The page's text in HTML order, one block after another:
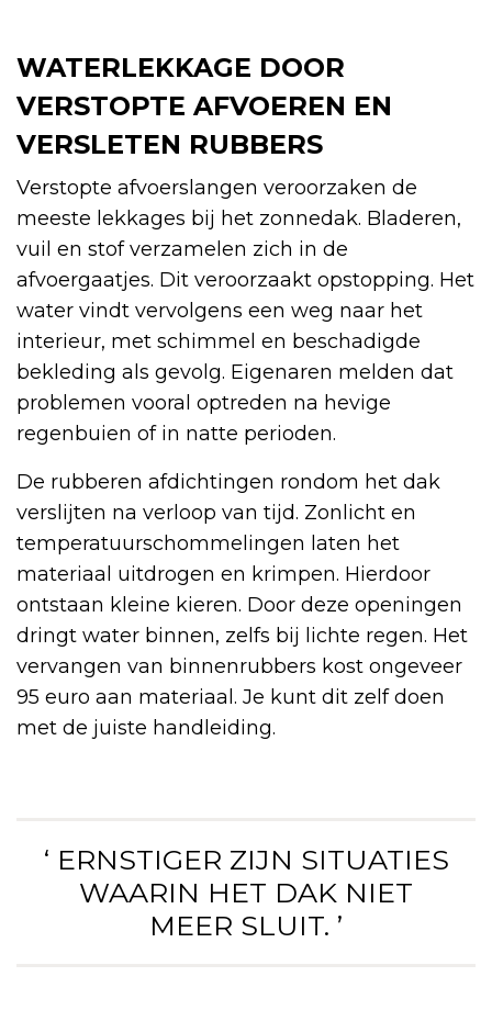
WATERLEKKAGE DOOR
VERSTOPTE AFVOEREN EN
VERSLETEN RUBBERS
Verstopte afvoerslangen veroorzaken de
meeste lekkages bij het zonnedak. Bladeren,
vuil en stof verzamelen zich in de
afvoergaatjes. Dit veroorzaakt opstopping. Het
water vindt vervolgens een weg naar het
interieur, met schimmel en beschadigde
bekleding als gevolg. Eigenaren melden dat
problemen vooral optreden na hevige
regenbuien of in natte perioden.
De rubberen afdichtingen rondom het dak
verslijten na verloop van tijd. Zonlicht en
temperatuurschommelingen laten het
materiaal uitdrogen en krimpen. Hierdoor
ontstaan kleine kieren. Door deze openingen
dringt water binnen, zelfs bij lichte regen. Het
vervangen van binnenrubbers kost ongeveer
95 euro aan materiaal. Je kunt dit zelf doen
met de juiste handleiding.
‘ ERNSTIGER ZIJN SITUATIES
WAARIN HET DAK NIET
MEER SLUIT. ’